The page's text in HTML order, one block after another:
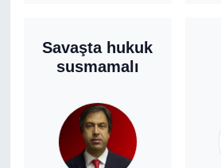
Savaşta hukuk
susmamalı